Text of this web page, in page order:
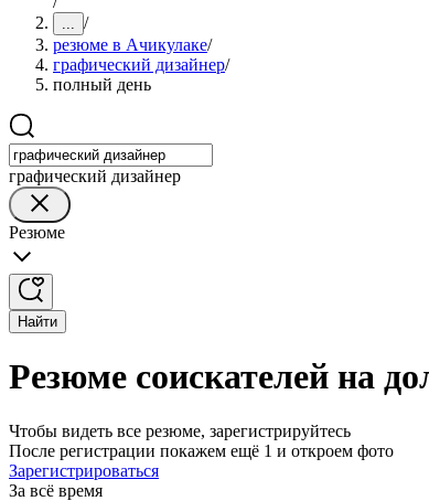
... /
резюме в Ачикулаке/
графический дизайнер/
полный день
графический дизайнер
Резюме
Найти
Резюме соискателей на
Чтобы видеть все резюме, зарегистрируйтесь
После регистрации покажем ещё 1 и откроем фото
Зарегистрироваться
За всё время